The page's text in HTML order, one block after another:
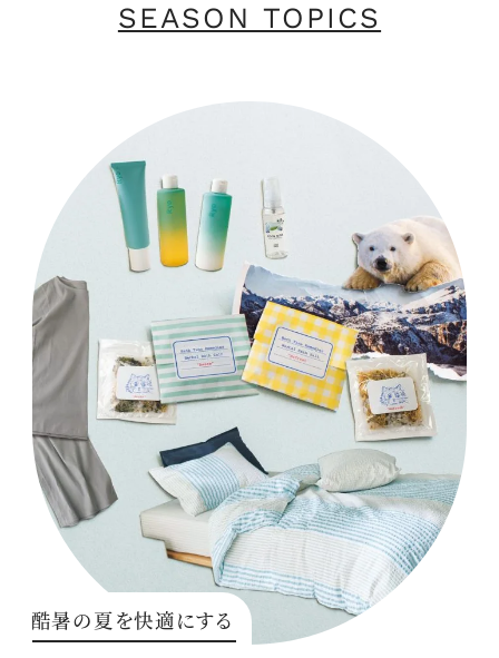
SEASON TOPICS
酷暑の夏を快適にする